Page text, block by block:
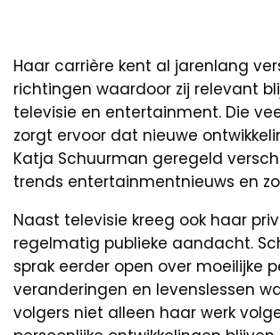
Haar carrière kent al jarenlang
richtingen waardoor zij relevant
televisie en entertainment. Die
zorgt ervoor dat nieuwe
Katja Schuurman geregeld
trends entertainmentnieuws en
Naast televisie kreeg ook haar
regelmatig publieke aandacht.
sprak eerder open over moeilijke
veranderingen en levenslessen
volgers niet alleen haar werk